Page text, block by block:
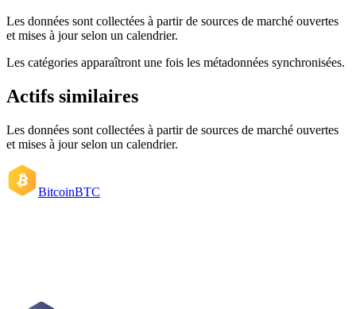
Les données sont collectées à partir de sources de marché ouvertes
et mises à jour selon un calendrier.
Les catégories apparaîtront une fois les métadonnées synchronisées.
Actifs similaires
Les données sont collectées à partir de sources de marché ouvertes
et mises à jour selon un calendrier.
BitcoinBTC